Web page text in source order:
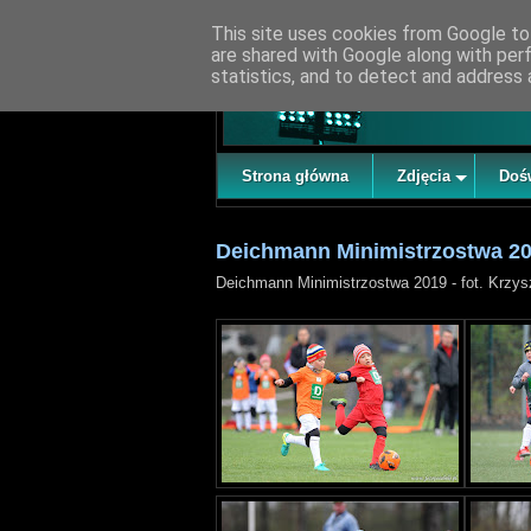
Strona główna Zdjęcia
Deichmann Minimistrzostwa
Deichmann Minimistrzostwa 2019 - fot.
This site uses cookies from Google
are shared with Google along with
statistics, and to detect and address